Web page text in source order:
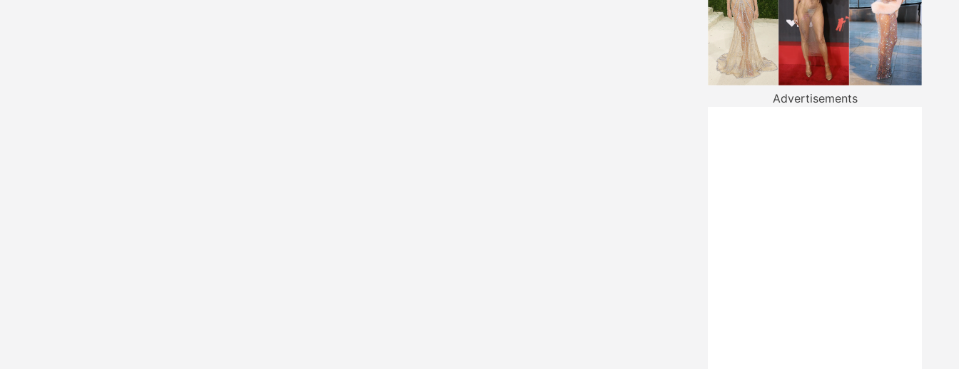
Advertisements